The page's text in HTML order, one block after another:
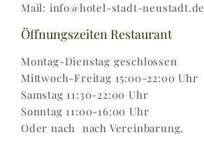
Versand & Lieferung
Mail: info@hotel-stadt-neustadt.de
Öffnungszeiten Restaurant
Montag-Dienstag geschlossen
Mittwoch-Freitag 15:00-22:00 Uhr
Samstag 11:30-22:00 Uhr
Sonntag 11:00-16:00 Uhr
Oder nach nach Vereinbarung.